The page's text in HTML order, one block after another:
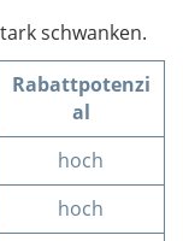
schwanken.
Rabattpotenzi
al
hoch
hoch